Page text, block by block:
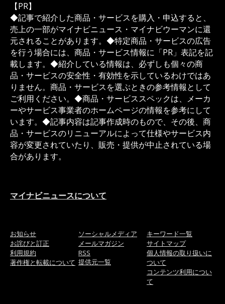
【PR】
◆記事で紹介した商品・サービスを購入・申込すると、
売上の一部がマイナビニュース・マイナビウーマンに還
元されることがあります。◆特定商品・サービスの広告
を行う場合には、商品・サービス情報に「PR」表記を記
載します。◆紹介している情報は、必ずしも個々の商
品・サービスの安全性・有効性を示しているわけではあ
りません。商品・サービスを選ぶときの参考情報として
ご利用ください。◆商品・サービススペックは、メーカ
ーやサービス事業者のホームページの情報を参考にして
います。◆記事内容は記事作成時のもので、その後、商
品・サービスのリニューアルによって仕様やサービス内
容が変更されていたり、販売・提供が中止されている場
合があります。
マイナビニュースについて
お知らせ
お詫びと訂正
利用規約
著作権と転載について
ソーシャルメディア
メールマガジン
RSS
提供元一覧
キーワード一覧
サイトマップ
個人情報の取り扱いに
ついて
コンテンツ利用につい
て